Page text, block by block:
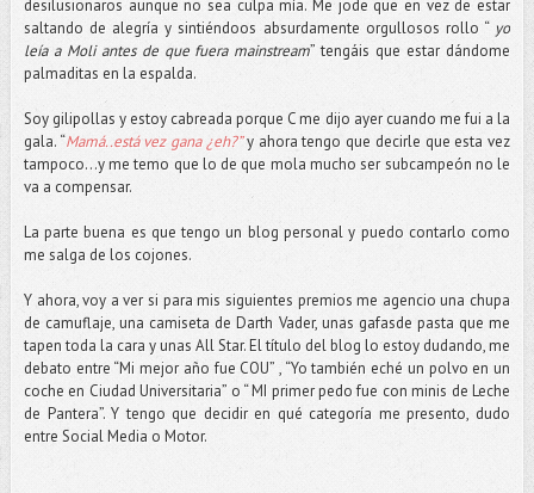
desilusionaros aunque no sea culpa mía. Me jode que en vez de estar
saltando de alegría y sintiéndoos absurdamente orgullosos rollo “ yo
leía a Moli antes de que fuera mainstream” tengáis que estar dándome
palmaditas en la espalda.
Soy gilipollas y estoy cabreada porque C me dijo ayer cuando me fui a la
gala. “Mamá..está vez gana ¿eh?”y ahora tengo que decirle que esta vez
tampoco…y me temo que lo de que mola mucho ser subcampeón no le
va a compensar.
La parte buena es que tengo un blog personal y puedo contarlo como
me salga de los cojones.
Y ahora, voy a ver si para mis siguientes premios me agencio una chupa
de camuflaje, una camiseta de Darth Vader, unas gafasde pasta que me
tapen toda la cara y unas All Star. El título del blog lo estoy dudando, me
debato entre “Mi mejor año fue COU” , “Yo también eché un polvo en un
coche en Ciudad Universitaria” o “ MI primer pedo fue con minis de Leche
de Pantera”. Y tengo que decidir en qué categoría me presento, dudo
entre Social Media o Motor.